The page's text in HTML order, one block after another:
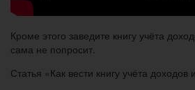
Кроме этого заведите книгу учёта
сама не попросит.
Статья «Как вести книгу учёта доходов